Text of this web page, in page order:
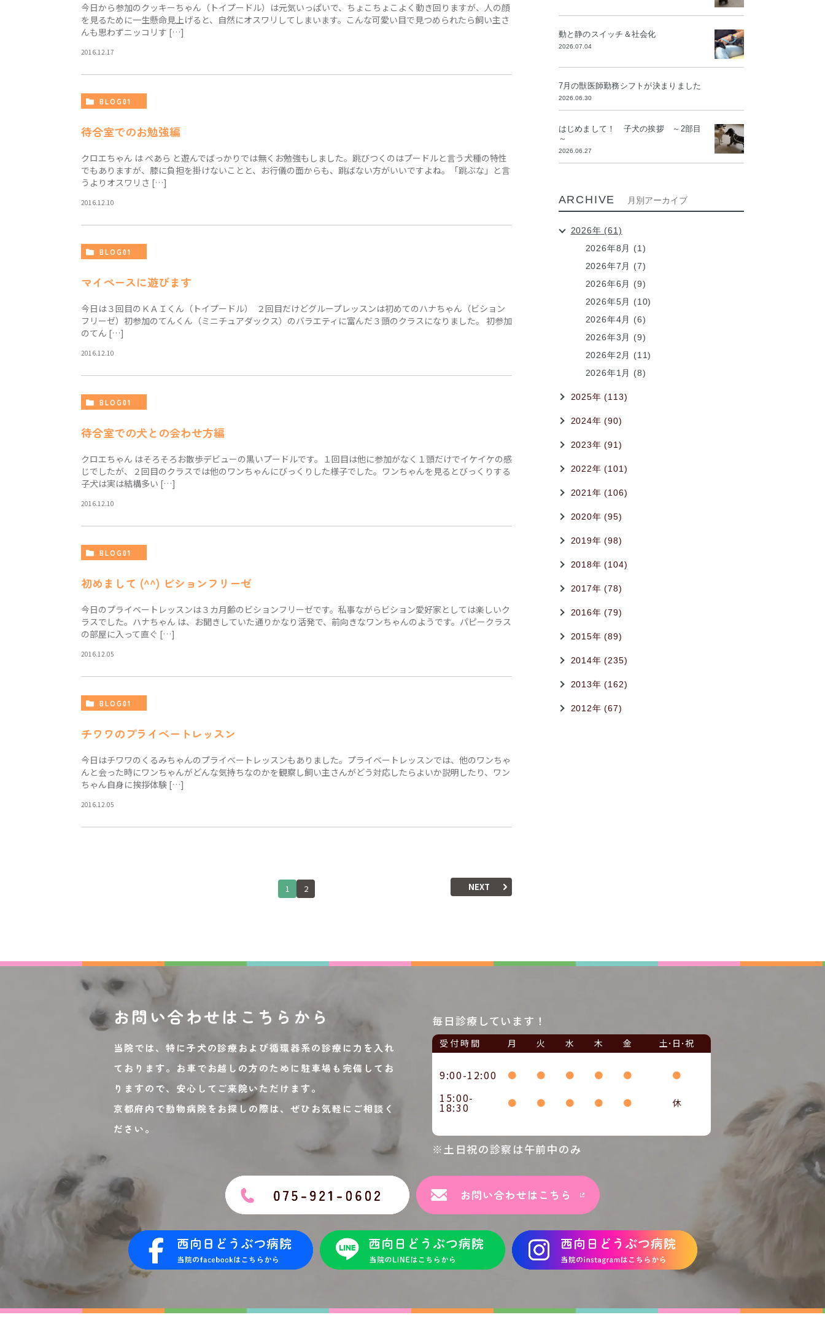
今日から参加のクッキーちゃん（トイプードル）は元気いっぱいで、ちょこちょこよく動き回りますが、人の顔
を見るために一生懸命見上げると、自然にオスワリしてしまいます。こんな可愛い目で見つめられたら飼い主さ
んも思わずニッコリす […]
2016.12.17
BLOG01
待合室でのお勉強編
クロエちゃん は ぺあら と遊んでばっかりでは無くお勉強もしました。跳びつくのはプードルと言う犬種の特性
でもありますが、膝に負担を掛けないことと、お行儀の面からも、跳ばない方がいいですよね。「跳ぶな」と言
うよりオスワリさ […]
2016.12.10
BLOG01
マイペースに遊びます
今日は３回目のＫＡＩくん（トイプードル） ２回目だけどグループレッスンは初めてのハナちゃん（ビション
フリーゼ）初参加のてんくん（ミニチュアダックス）のバラエティに富んだ３頭のクラスになりました。 初参加
のてん […]
2016.12.10
BLOG01
待合室での犬との会わせ方編
クロエちゃん はそろそろお散歩デビューの黒いプードルです。１回目は他に参加がなく１頭だけでイケイケの感
じでしたが、２回目のクラスでは他のワンちゃんにびっくりした様子でした。ワンちゃんを見るとびっくりする
子犬は実は結構多い […]
2016.12.10
BLOG01
初めまして (^^) ビションフリーゼ
今日のプライベートレッスンは３カ月齢のビションフリーゼです。私事ながらビション愛好家としては楽しいク
ラスでした。ハナちゃん は、お聞きしていた通りかなり活発で、前向きなワンちゃんのようです。パピークラス
の部屋に入って直ぐ […]
2016.12.05
BLOG01
チワワのプライベートレッスン
今日はチワワのくるみちゃんのプライベートレッスンもありました。プライベートレッスンでは、他のワンちゃ
んと会った時にワンちゃんがどんな気持ちなのかを観察し飼い主さんがどう対応したらよいか説明したり、ワン
ちゃん自身に挨拶体験 […]
2016.12.05
1 2 NEXT
動と静のスイッチ＆社会化
2026.07.04
7月の獣医師勤務シフトが決まりました
2026.06.30
はじめまして！ 子犬の挨拶 ～2部目
～
2026.06.27
ARCHIVE 月別アーカイブ
2026年 (61)
2026年8月 (1)
2026年7月 (7)
2026年6月 (9)
2026年5月 (10)
2026年4月 (6)
2026年3月 (9)
2026年2月 (11)
2026年1月 (8)
2025年 (113)
2024年 (90)
2023年 (91)
2022年 (101)
2021年 (106)
2020年 (95)
2019年 (98)
2018年 (104)
2017年 (78)
2016年 (79)
2015年 (89)
2014年 (235)
2013年 (162)
2012年 (67)
お問い合わせは こちらから
当院では、特に子犬の診療および循環器系の診療に力を入れ
ております。お車でお越しの方のために駐車場も完備してお
りますので、安心してご来院いただけます。
京都府内で動物病院をお探しの際は、ぜひお気軽にご相談く
ださい。
毎日診療しています！
受付時間 月 火 水 木 金 土･日･祝
9:00-12:00 ● ● ● ● ● ●
15:00-
18:30 ● ● ● ● ● 休
※土日祝の診察は午前中のみ